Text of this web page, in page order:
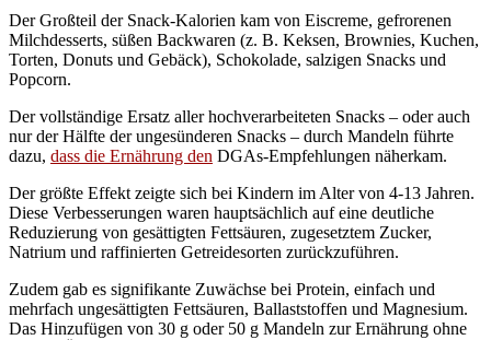
Der Großteil der Snack-Kalorien kam von Eiscreme, gefrorenen
Milchdesserts, süßen Backwaren (z. B. Keksen, Brownies, Kuchen,
Torten, Donuts und Gebäck), Schokolade, salzigen Snacks und
Popcorn.
Der vollständige Ersatz aller hochverarbeiteten Snacks – oder auch
nur der Hälfte der ungesünderen Snacks – durch Mandeln führte
dazu, dass die Ernährung den DGAs-Empfehlungen näherkam.
Der größte Effekt zeigte sich bei Kindern im Alter von 4-13 Jahren.
Diese Verbesserungen waren hauptsächlich auf eine deutliche
Reduzierung von gesättigten Fettsäuren, zugesetztem Zucker,
Natrium und raffinierten Getreidesorten zurückzuführen.
Zudem gab es signifikante Zuwächse bei Protein, einfach und
mehrfach ungesättigten Fettsäuren, Ballaststoffen und Magnesium.
Das Hinzufügen von 30 g oder 50 g Mandeln zur Ernährung ohne